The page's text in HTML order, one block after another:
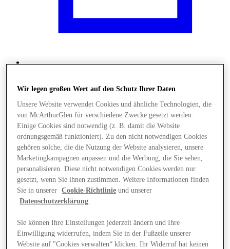
Wir legen großen Wert auf den Schutz Ihrer Daten
Unsere Website verwendet Cookies und ähnliche Technologien, die
von McArthurGlen für verschiedene Zwecke gesetzt werden.
Einige Cookies sind notwendig (z. B. damit die Website
ordnungsgemäß funktioniert). Zu den nicht notwendigen Cookies
gehören solche, die die Nutzung der Website analysieren, unsere
Marketingkampagnen anpassen und die Werbung, die Sie sehen,
personalisieren. Diese nicht notwendigen Cookies werden nur
gesetzt, wenn Sie ihnen zustimmen. Weitere Informationen finden
Sie in unserer
Cookie-Richtlinie und unserer
Datenschutzerklärung.
Sie können Ihre Einstellungen jederzeit ändern und Ihre
Einwilligung widerrufen, indem Sie in der Fußzeile unserer
Website auf "Cookies verwalten“ klicken. Ihr Widerruf hat keinen